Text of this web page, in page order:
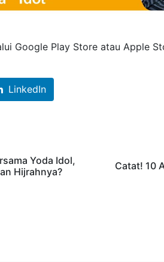
Google Play Store atau Apple
LinkedIn
Yoda Idol,
Hijrahnya?
Catat! 10